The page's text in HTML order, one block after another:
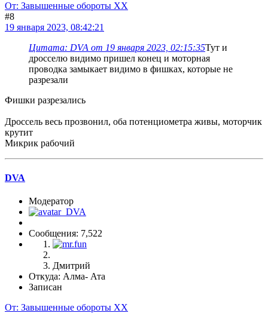
От: Завышенные обороты ХХ
#8
19 января 2023, 08:42:21
Цитата: DVA от 19 января 2023, 02:15:35Тут и
дросселю видимо пришел конец и моторная
проводка замыкает видимо в фишках, которые не
разрезали
Фишки разрезались
Дроссель весь прозвонил, оба потенциометра живы, моторчик
крутит
Микрик рабочий
DVA
Модератор
Сообщения: 7,522
Дмитрий
Откуда: Алма- Ата
Записан
От: Завышенные обороты ХХ